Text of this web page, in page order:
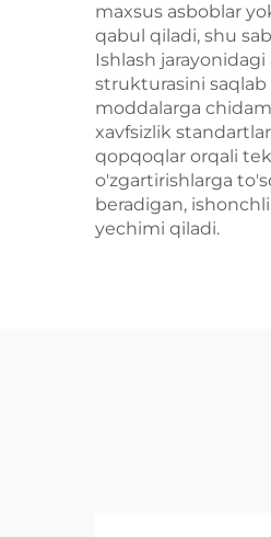
maxsus asboblar
qabul qiladi, shu
Ishlash
strukturasini
moddalarga
xavfsizlik
qopqoqlar orqali
o'zgartirishlarga
beradigan,
yechimi qiladi.